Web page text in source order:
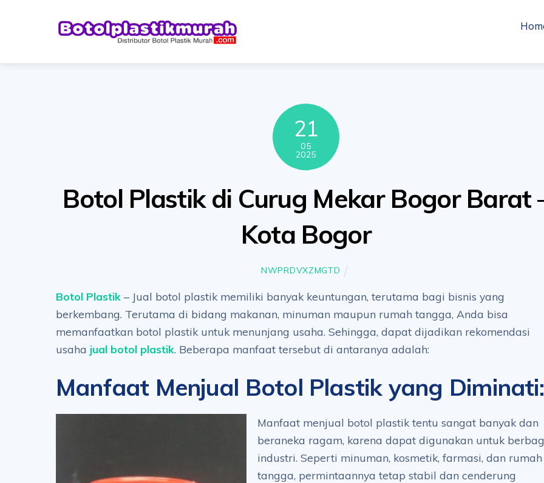
21
05
2025
Botol Plastik di Curug Mekar Bogor Barat
Kota Bogor
NWPRDVXZMGTD
Botol Plastik – Jual botol plastik memiliki banyak keuntungan, terutama bagi bisnis yang
berkembang. Terutama di bidang makanan, minuman maupun rumah tangga, Anda bisa
memanfaatkan botol plastik untuk menunjang usaha. Sehingga, dapat dijadikan rekomendasi
usaha jual botol plastik. Beberapa manfaat tersebut di antaranya adalah:
Manfaat Menjual Botol Plastik yang Diminati:
Manfaat menjual botol plastik tentu sangat banyak dan
beraneka ragam, karena dapat digunakan untuk
industri. Seperti minuman, kosmetik, farmasi, dan rumah
tangga, permintaannya tetap stabil dan cenderung